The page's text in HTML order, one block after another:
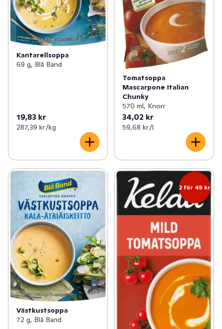
Kantarellsoppa
69 g, Blå Band
19,83 kr
287,39 kr /kg
Tomatsoppa
Mascarpone Italian
Chunky
570 ml, Knorr
34,02 kr
59,68 kr /l
Västkustsoppa
72 g, Blå Band
2 för 49 kr